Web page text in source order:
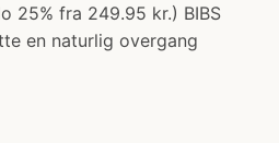
25% fra 249.95 kr.) BIBS
en naturlig overgang